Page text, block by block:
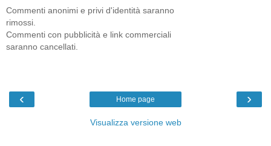
Commenti anonimi e privi d'identità saranno
rimossi.
Commenti con pubblicità e link commerciali
saranno cancellati.
‹ ›
Home page
Visualizza versione web